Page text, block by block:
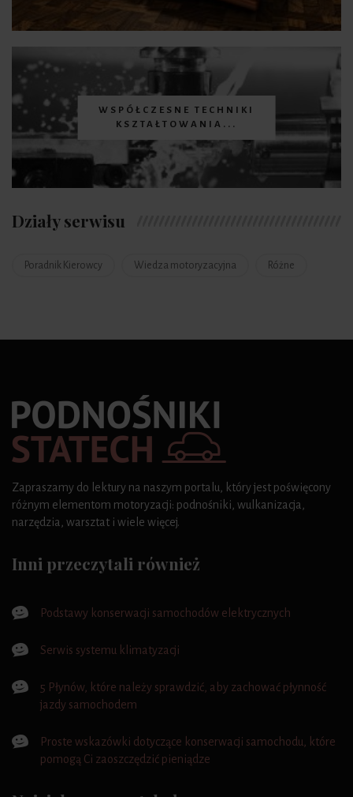
WSPÓŁCZESNE TECHNIKI
KSZTAŁTOWANIA...
Działy serwisu
Poradnik Kierowcy Wiedza motoryzacyjna Różne
Zapraszamy do lektury na naszym portalu, który jest poświęcony
różnym elementom motoryzacji: podnośniki, wulkanizacja,
narzędzia, warsztat i wiele więcej.
Inni przeczytali również
Podstawy konserwacji samochodów elektrycznych
Serwis systemu klimatyzacji
5 Płynów, które należy sprawdzić, aby zachować płynność
jazdy samochodem
Proste wskazówki dotyczące konserwacji samochodu, które
pomogą Ci zaoszczędzić pieniądze